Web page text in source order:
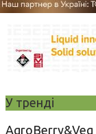
У тренді
AgroBerry&Veg